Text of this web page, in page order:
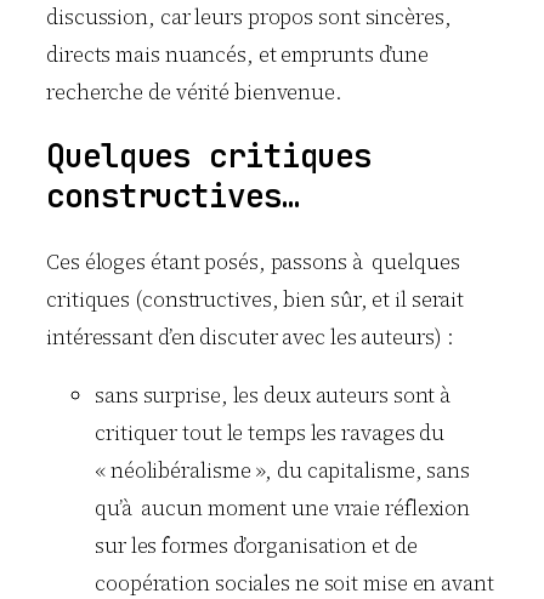
discussion, car leurs propos sont sincères,
directs mais nuancés, et emprunts d’une
recherche de vérité bienvenue.
Quelques critiques
constructives…
Ces éloges étant posés, passons à quelques
critiques (constructives, bien sûr, et il serait
intéressant d’en discuter avec les auteurs) :
sans surprise, les deux auteurs sont à
critiquer tout le temps les ravages du
« néolibéralisme », du capitalisme, sans
qu’à aucun moment une vraie réflexion
sur les formes d’organisation et de
coopération sociales ne soit mise en avant